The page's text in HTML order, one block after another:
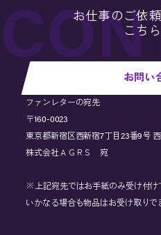
お仕事のご依
こち
お問い
ファンレターの宛先
〒160-0023
東京都新宿区西新宿7丁目23番9号
株式会社ＡＧＲＳ 宛
※上記宛先ではお手紙のみ受け付け
いかなる場合も物品はお受け取りで